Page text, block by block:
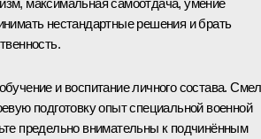
нестандартные решения и брать
и воспитание личного состава.
подготовку опыт специальной военной
предельно внимательны к подчинённым